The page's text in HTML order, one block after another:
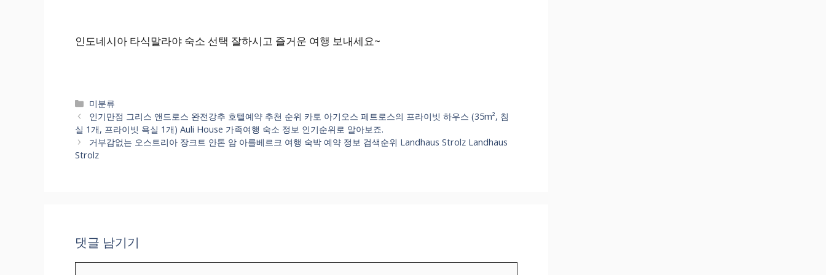
인도네시아 타식말라야 숙소 선택 잘하시고 즐거운 여행 보내세요~
카
테
고
리
미분류
인기만점 그리스 앤드로스 완전강추 호텔예약 추천 순위 카토 아기오스 페트로스의 프라이빗 하우스 (35m², 침
실 1개, 프라이빗 욕실 1개) Auli House 가족여행 숙소 정보 인기순위로 알아보죠.
거부감없는 오스트리아 장크트 안톤 암 아를베르크 여행 숙박 예약 정보 검색순위 Landhaus Strolz Landhaus
Strolz
댓글 남기기